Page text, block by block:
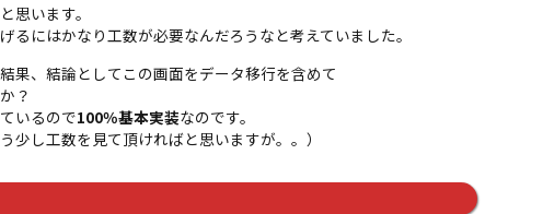
思います。
にはかなり工数が必要なんだろうなと考えていました。
果、結論としてこの画面をデータ移行を含めて
？
いるので100％基本実装なのです。
少し工数を見て頂ければと思いますが。。）